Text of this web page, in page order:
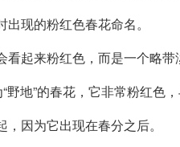
现的粉红色春花命名。
起来粉红色，而是一个略带
地”的春花，它非常粉红色
因为它出现在春分之后。